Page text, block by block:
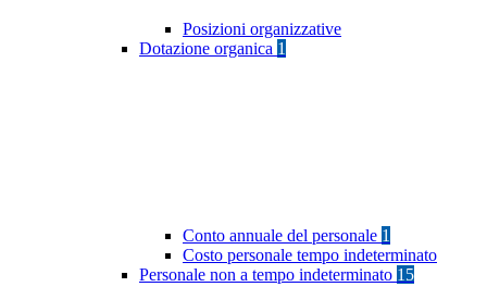
Posizioni organizzative
Dotazione organica 1
Conto annuale del personale 1
Costo personale tempo indeterminato
Personale non a tempo indeterminato 15